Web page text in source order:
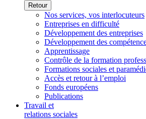
Retour
Nos services, vos interlocuteurs
Entreprises en difficulté
Développement des entreprises
Développement des
Apprentissage
Contrôle de la formation
Formations sociales et
Accès et retour à l’emploi
Fonds européens
Publications
Travail et
relations sociales